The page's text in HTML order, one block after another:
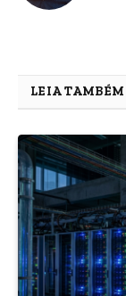
LEIA TAMBÉM